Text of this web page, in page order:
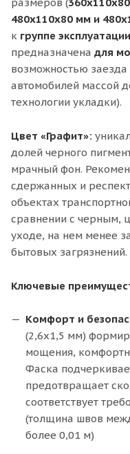
480x110x80 мм и
к группе эксплуатации
предназначена для
возможностью заезда
автомобилей массой
технологии укладки).
Цвет «Графит»:
долей черного
мрачный фон.
сдержанных и
объектах
сравнении с черным,
уходе, на нем менее
бытовых загрязнений.
Ключевые
Комфорт и
(2,6х1,5 мм)
мощения,
Фаска
предотвращает
соответствует
(толщина швов
более 0,01 м)